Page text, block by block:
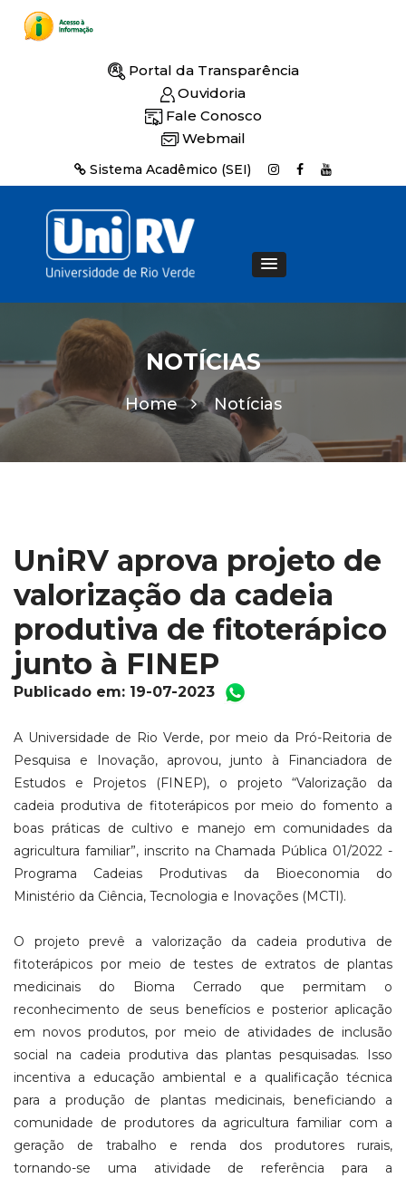
Portal da Transparência
Ouvidoria
Fale Conosco
Webmail
Sistema Acadêmico (SEI)
NOTÍCIAS
Home Notícias
UniRV aprova projeto de
valorização da cadeia
produtiva de fitoterápico
junto à FINEP
Publicado em: 19-07-2023
A Universidade de Rio Verde, por meio da Pró-Reitoria de
Pesquisa e Inovação, aprovou, junto à Financiadora de
Estudos e Projetos (FINEP), o projeto “Valorização da
cadeia produtiva de fitoterápicos por meio do fomento a
boas práticas de cultivo e manejo em comunidades da
agricultura familiar”, inscrito na Chamada Pública 01/2022 -
Programa Cadeias Produtivas da Bioeconomia do
Ministério da Ciência, Tecnologia e Inovações (MCTI).
O projeto prevê a valorização da cadeia produtiva de
fitoterápicos por meio de testes de extratos de plantas
medicinais do Bioma Cerrado que permitam o
reconhecimento de seus benefícios e posterior aplicação
em novos produtos, por meio de atividades de inclusão
social na cadeia produtiva das plantas pesquisadas. Isso
incentiva a educação ambiental e a qualificação técnica
para a produção de plantas medicinais, beneficiando a
comunidade de produtores da agricultura familiar com a
geração de trabalho e renda dos produtores rurais,
tornando-se uma atividade de referência para a